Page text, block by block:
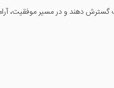
گسترش دهند و در مسیر موفقیت،